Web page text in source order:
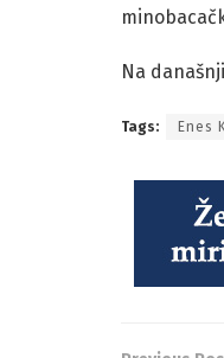
Na
Tags: Enes